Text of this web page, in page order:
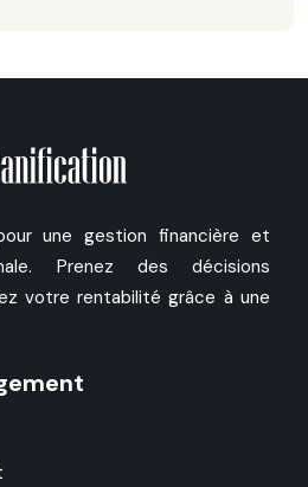
une gestion financière et
Prenez des décisions
votre rentabilité grâce à une